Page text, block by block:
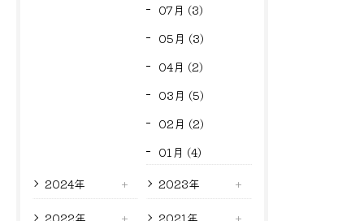
07月 (3)
05月 (3)
04月 (2)
03月 (5)
02月 (2)
01月 (4)
2024年
2023年
2022年 2021年